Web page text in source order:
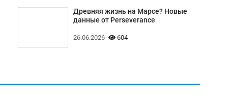
Древняя жизнь на Марсе? Новые
данные от Perseverance
26.06.2026 604